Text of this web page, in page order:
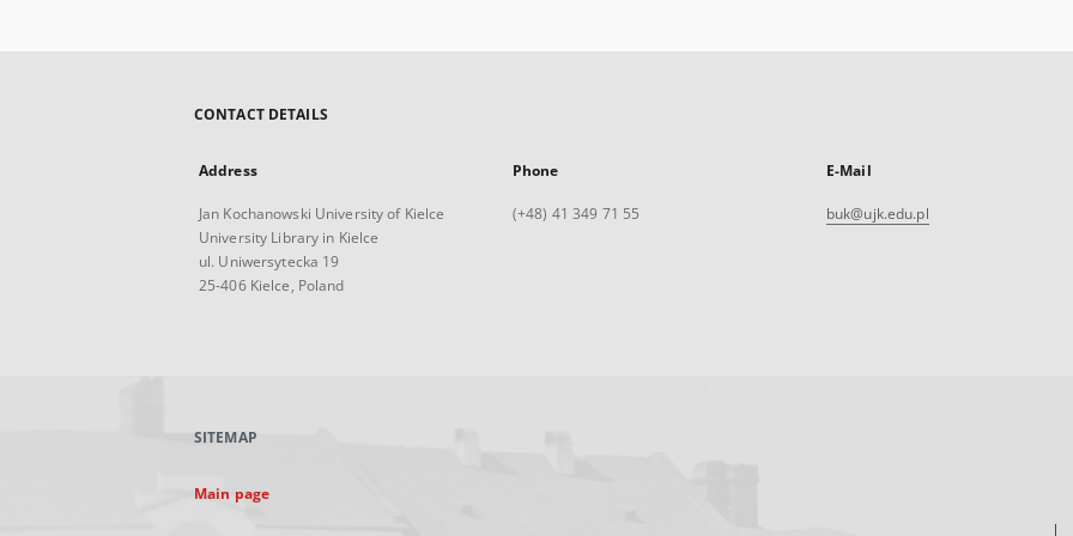
CONTACT DETAILS
Address
Jan Kochanowski University of Kielce
University Library in Kielce
ul. Uniwersytecka 19
25-406 Kielce, Poland
Phone
(+48) 41 349 71 55
E-Mail
buk@ujk.edu.pl
SITEMAP
Main page